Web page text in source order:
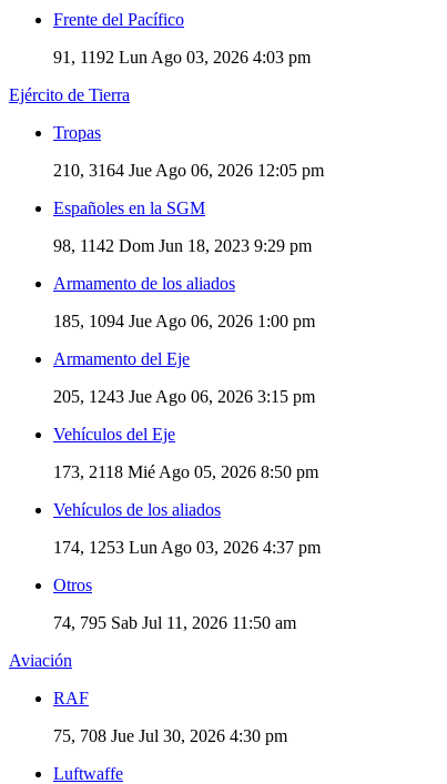
Frente del Pacífico
91, 1192 Lun Ago 03, 2026 4:03 pm
Ejército de Tierra
Tropas
210, 3164 Jue Ago 06, 2026 12:05 pm
Españoles en la SGM
98, 1142 Dom Jun 18, 2023 9:29 pm
Armamento de los aliados
185, 1094 Jue Ago 06, 2026 1:00 pm
Armamento del Eje
205, 1243 Jue Ago 06, 2026 3:15 pm
Vehículos del Eje
173, 2118 Mié Ago 05, 2026 8:50 pm
Vehículos de los aliados
174, 1253 Lun Ago 03, 2026 4:37 pm
Otros
74, 795 Sab Jul 11, 2026 11:50 am
Aviación
RAF
75, 708 Jue Jul 30, 2026 4:30 pm
Luftwaffe